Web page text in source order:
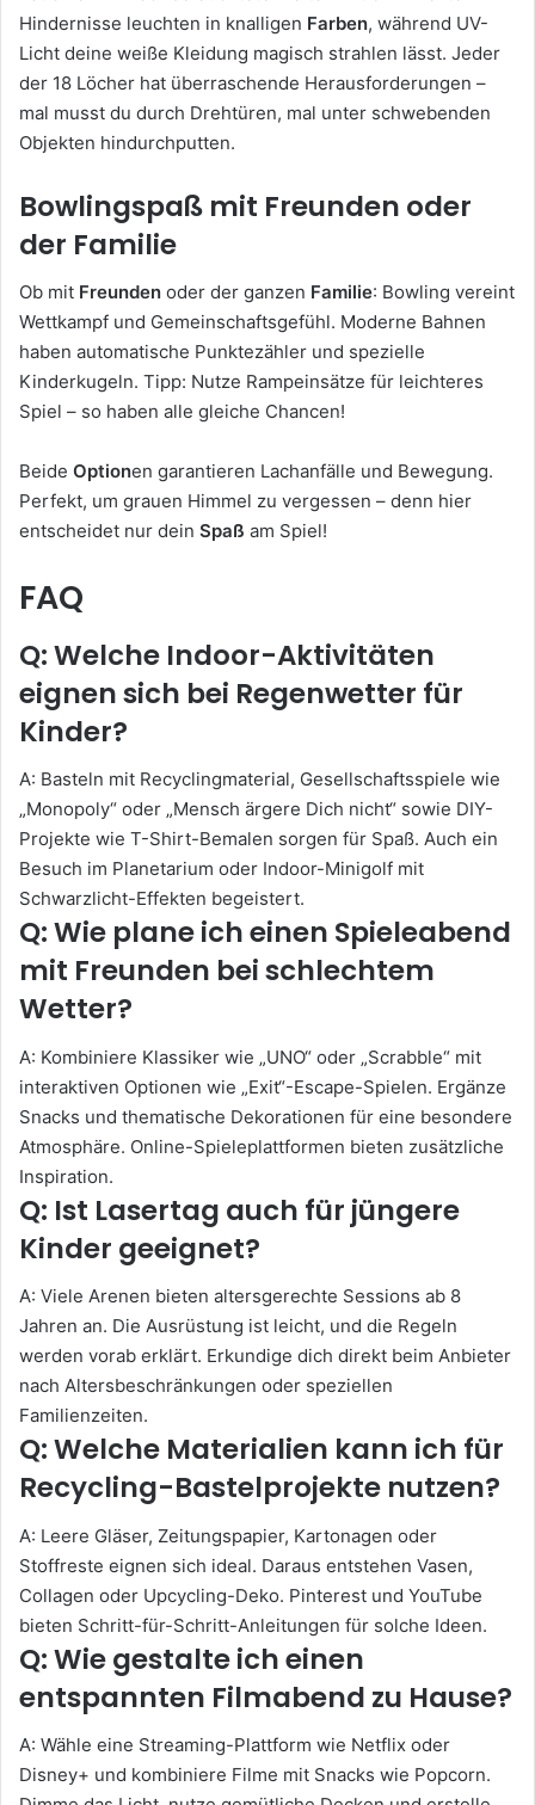
Hindernisse leuchten in knalligen Farben, während UV-
Licht deine weiße Kleidung magisch strahlen lässt. Jeder
der 18 Löcher hat überraschende Herausforderungen –
mal musst du durch Drehtüren, mal unter schwebenden
Objekten hindurchputten.
Bowlingspaß mit Freunden oder
der Familie
Ob mit Freunden oder der ganzen Familie: Bowling vereint
Wettkampf und Gemeinschaftsgefühl. Moderne Bahnen
haben automatische Punktezähler und spezielle
Kinderkugeln. Tipp: Nutze Rampeinsätze für leichteres
Spiel – so haben alle gleiche Chancen!
Beide Optionen garantieren Lachanfälle und Bewegung.
Perfekt, um grauen Himmel zu vergessen – denn hier
entscheidet nur dein Spaß am Spiel!
FAQ
Q: Welche Indoor-Aktivitäten
eignen sich bei Regenwetter für
Kinder?
A: Basteln mit Recyclingmaterial, Gesellschaftsspiele wie
„Monopoly“ oder „Mensch ärgere Dich nicht“ sowie DIY-
Projekte wie T-Shirt-Bemalen sorgen für Spaß. Auch ein
Besuch im Planetarium oder Indoor-Minigolf mit
Schwarzlicht-Effekten begeistert.
Q: Wie plane ich einen Spieleabend
mit Freunden bei schlechtem
Wetter?
A: Kombiniere Klassiker wie „UNO“ oder „Scrabble“ mit
interaktiven Optionen wie „Exit“-Escape-Spielen. Ergänze
Snacks und thematische Dekorationen für eine besondere
Atmosphäre. Online-Spieleplattformen bieten zusätzliche
Inspiration.
Q: Ist Lasertag auch für jüngere
Kinder geeignet?
A: Viele Arenen bieten altersgerechte Sessions ab 8
Jahren an. Die Ausrüstung ist leicht, und die Regeln
werden vorab erklärt. Erkundige dich direkt beim Anbieter
nach Altersbeschränkungen oder speziellen
Familienzeiten.
Q: Welche Materialien kann ich für
Recycling-Bastelprojekte nutzen?
A: Leere Gläser, Zeitungspapier, Kartonagen oder
Stoffreste eignen sich ideal. Daraus entstehen Vasen,
Collagen oder Upcycling-Deko. Pinterest und YouTube
bieten Schritt-für-Schritt-Anleitungen für solche Ideen.
Q: Wie gestalte ich einen
entspannten Filmabend zu Hause?
A: Wähle eine Streaming-Plattform wie Netflix oder
Disney+ und kombiniere Filme mit Snacks wie Popcorn.